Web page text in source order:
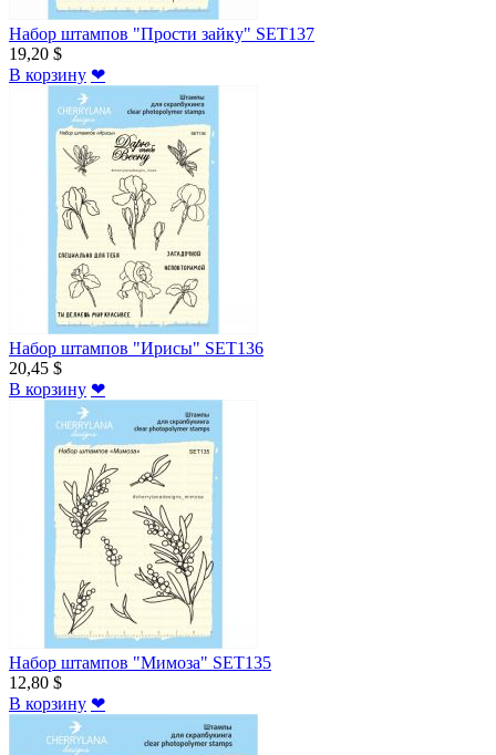
Набор штампов "Прости зайку" SET137
19,20 $
В корзину ❤
Набор штампов "Ирисы" SET136
20,45 $
В корзину ❤
Набор штампов "Мимоза" SET135
12,80 $
В корзину ❤